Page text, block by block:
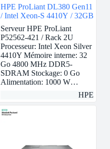
HPE ProLiant DL380 Gen11
/ Intel Xeon-S 4410Y / 32GB
Serveur HPE ProLiant
P52562-421 / Rack 2U
Processeur: Intel Xeon Silver
4410Y Mémoire interne: 32
Go 4800 MHz DDR5-
SDRAM Stockage: 0 Go
Alimentation: 1000 W…
HPE